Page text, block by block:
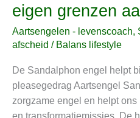
eigen grenzen
Aartsengelen - levenscoach,
afscheid / Balans lifestyle
De Sandalphon engel helpt
pleasegedrag Aartsengel
zorgzame engel en helpt
innerlijke
gevangenschap
zelftwijfel
en
pleasegedrag
eigen